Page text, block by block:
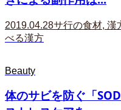
2019.04.28サ行の食材, 漢
べる漢方
Beauty
体のサビを防ぐ「